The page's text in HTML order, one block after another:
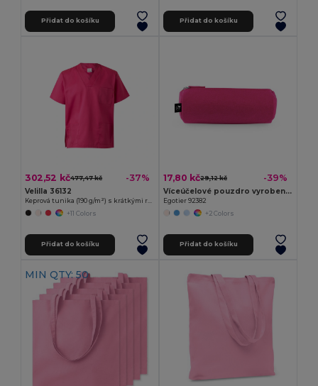
Přidat do košíku Přidat do košíku
302,52 kč477,47 kč -37%
Velilla 36132
+11 Colors
Přidat do košíku
17,80 kč29,12 kč -39%
Víceúčelové pouzdro vyrobené z recyklované plsti (100% rPET)
Egotier 92382
+2 Colors
Přidat do košíku
MIN QTY: 50